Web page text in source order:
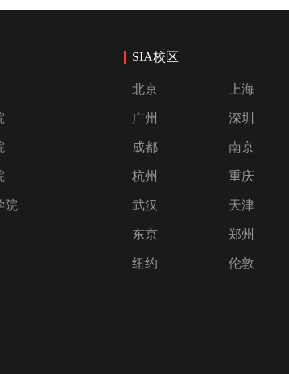
院
SIA校区
北京 上海
广州 深圳
成都 南京
杭州 重庆
武汉 天津
东京 郑州
纽约 伦敦